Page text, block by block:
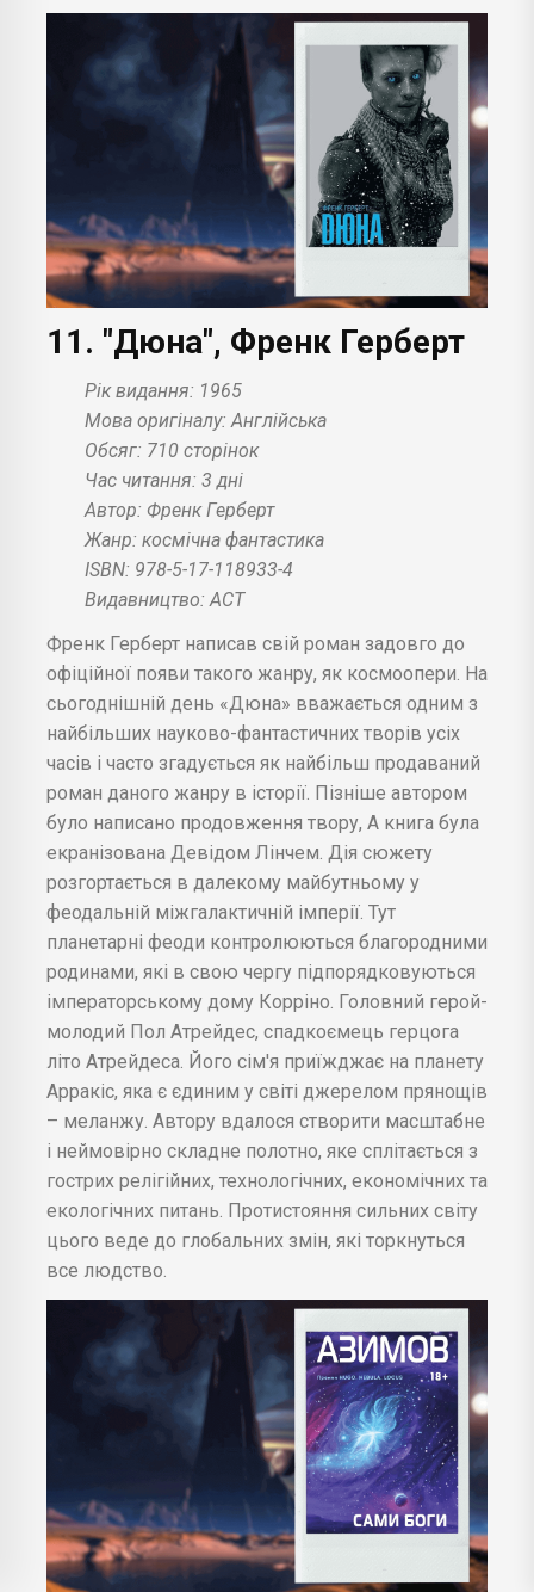
11. "Дюна", Френк Герберт
Рік видання: 1965
Мова оригіналу: Англійська
Обсяг: 710 сторінок
Час читання: 3 дні
Автор: Френк Герберт
Жанр: космічна фантастика
ISBN: 978-5-17-118933-4
Видавництво: АСТ
Френк Герберт написав свій роман задовго до
офіційної появи такого жанру, як космоопери. На
сьогоднішній день «Дюна» вважається одним з
найбільших науково-фантастичних творів усіх
часів і часто згадується як найбільш продаваний
роман даного жанру в історії. Пізніше автором
було написано продовження твору, А книга була
екранізована Девідом Лінчем. Дія сюжету
розгортається в далекому майбутньому у
феодальній міжгалактичній імперії. Тут
планетарні феоди контролюються благородними
родинами, які в свою чергу підпорядковуються
імператорському дому Корріно. Головний герой-
молодий Пол Атрейдес, спадкоємець герцога
літо Атрейдеса. Його сім'я приїжджає на планету
Арракіс, яка є єдиним у світі джерелом прянощів
– меланжу. Автору вдалося створити масштабне
і неймовірно складне полотно, яке сплітається з
гострих релігійних, технологічних, економічних та
екологічних питань. Протистояння сильних світу
цього веде до глобальних змін, які торкнуться
все людство.